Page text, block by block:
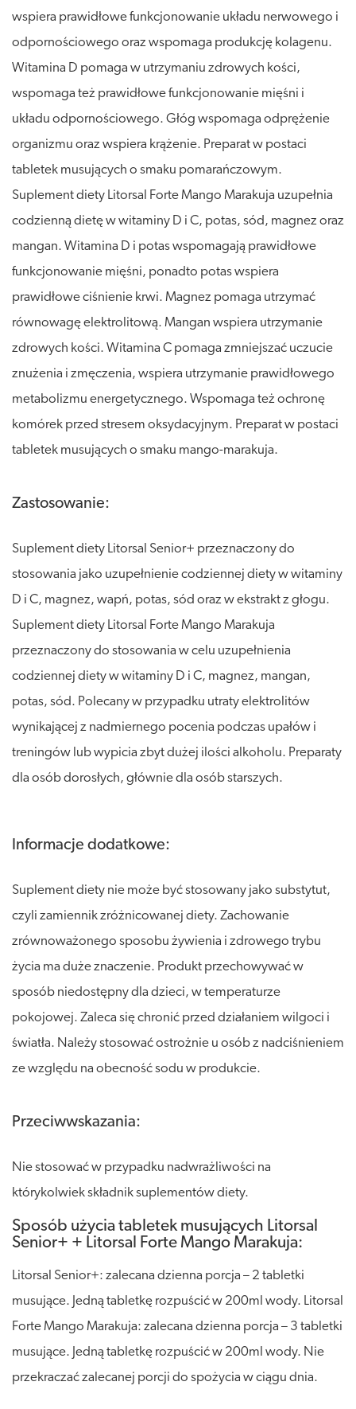
wspiera prawidłowe funkcjonowanie układu nerwowego i
odpornościowego oraz wspomaga produkcję kolagenu.
Witamina D pomaga w utrzymaniu zdrowych kości,
wspomaga też prawidłowe funkcjonowanie mięśni i
układu odpornościowego. Głóg wspomaga odprężenie
organizmu oraz wspiera krążenie. Preparat w postaci
tabletek musujących o smaku pomarańczowym.
Suplement diety Litorsal Forte Mango Marakuja uzupełnia
codzienną dietę w witaminy D i C, potas, sód, magnez oraz
mangan. Witamina D i potas wspomagają prawidłowe
funkcjonowanie mięśni, ponadto potas wspiera
prawidłowe ciśnienie krwi. Magnez pomaga utrzymać
równowagę elektrolitową. Mangan wspiera utrzymanie
zdrowych kości. Witamina C pomaga zmniejszać uczucie
znużenia i zmęczenia, wspiera utrzymanie prawidłowego
metabolizmu energetycznego. Wspomaga też ochronę
komórek przed stresem oksydacyjnym. Preparat w postaci
tabletek musujących o smaku mango-marakuja.
Zastosowanie:
Suplement diety Litorsal Senior+ przeznaczony do
stosowania jako uzupełnienie codziennej diety w witaminy
D i C, magnez, wapń, potas, sód oraz w ekstrakt z głogu.
Suplement diety Litorsal Forte Mango Marakuja
przeznaczony do stosowania w celu uzupełnienia
codziennej diety w witaminy D i C, magnez, mangan,
potas, sód. Polecany w przypadku utraty elektrolitów
wynikającej z nadmiernego pocenia podczas upałów i
treningów lub wypicia zbyt dużej ilości alkoholu. Preparaty
dla osób dorosłych, głównie dla osób starszych.
Informacje dodatkowe:
Suplement diety nie może być stosowany jako substytut,
czyli zamiennik zróżnicowanej diety. Zachowanie
zrównoważonego sposobu żywienia i zdrowego trybu
życia ma duże znaczenie. Produkt przechowywać w
sposób niedostępny dla dzieci, w temperaturze
pokojowej. Zaleca się chronić przed działaniem wilgoci i
światła. Należy stosować ostrożnie u osób z nadciśnieniem
ze względu na obecność sodu w produkcie.
Przeciwwskazania:
Nie stosować w przypadku nadwrażliwości na
którykolwiek składnik suplementów diety.
Sposób użycia tabletek musujących Litorsal
Senior+ + Litorsal Forte Mango Marakuja:
Litorsal Senior+: zalecana dzienna porcja – 2 tabletki
musujące. Jedną tabletkę rozpuścić w 200ml wody. Litorsal
Forte Mango Marakuja: zalecana dzienna porcja – 3 tabletki
musujące. Jedną tabletkę rozpuścić w 200ml wody. Nie
przekraczać zalecanej porcji do spożycia w ciągu dnia.